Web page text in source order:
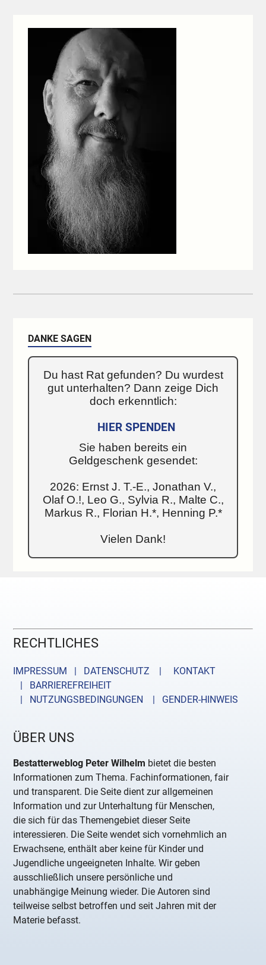
DANKE SAGEN
Du hast Rat gefunden? Du wurdest
gut unterhalten? Dann zeige Dich
doch erkenntlich:
HIER SPENDEN
Sie haben bereits ein
Geldgeschenk gesendet:
2026: Ernst J. T.-E., Jonathan V.,
Olaf O.!, Leo G., Sylvia R., Malte C.,
Markus R., Florian H.*, Henning P.*
Vielen Dank!
RECHTLICHES
IMPRESSUM | DATENSCHUTZ |
KONTAKT
| BARRIEREFREIHEIT
| NUTZUNGSBEDINGUNGEN
| GENDER-HINWEIS
ÜBER UNS
Bestatterweblog Peter Wilhelm bietet die besten
Informationen zum Thema. Fachinformationen, fair
und transparent. Die Seite dient zur allgemeinen
Information und zur Unterhaltung für Menschen,
die sich für das Themengebiet dieser Seite
interessieren. Die Seite wendet sich vornehmlich an
Erwachsene, enthält aber keine für Kinder und
Jugendliche ungeeigneten Inhalte. Wir geben
ausschließlich unsere persönliche und
unabhängige Meinung wieder. Die Autoren sind
teilweise selbst betroffen und seit Jahren mit der
Materie befasst.